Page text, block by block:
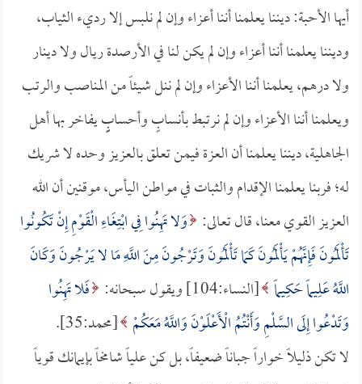
أيها الأحبة: ديننا يعلمنا أننا أعزاء وإن لم نلبس إلا رديء الثياب،
وديننا يعلمنا أننا أعزاء وإن لم يكن لنا في الأرصدة ريال ولا دينار
ولا درهم، يعلمنا أننا الأعزاء وإن لم ننل شيئاً من المناصب والرتب
ويعلمنا أننا الأعزاء وإن لم نرتبط بأنسابٍ وأحسابٍٍ يفاخر بها أهل
الجاهلية، ديننا يعلمنا أن العزة فيمن تعلق بالعزيز وحده لا شريك
له؛ فربنا يعلمنا الإقدام والثبات في مواطن اليأس، موقنين أن الله
العزيز القوي معنا، قال تعالى: وَلا تَهِنُوا فِي ابْتِغَاءِ الْقَوْمِ إِنْ تَكُونُوا
تَأْلَمُونَ فَإِنَّهُمْ يَأْلَمُونَ كَمَا تَأْلَمُونَ وَتَرْجُونَ مِنَ اللَّهِ مَا لا يَرْجُونَ وَكَانَ
اللَّهُ عَلِيماً حَكِيماً [النساء:104] ويقول سبحانه:
فَلا تَهِنُوا
وَتَدْعُوا إِلَى السَّلْمِ وَأَنْتُمُ الْأَعْلَوْنَ وَاللَّهُ مَعَكُمْ [محمد:35].
لا تكن ذليلاً خواراً جباناً ضعيفاً، بل كن علياً شامخاً بإيمانك قوياً